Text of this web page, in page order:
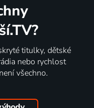
titulky, dětské
nebo rychlost
všechno.